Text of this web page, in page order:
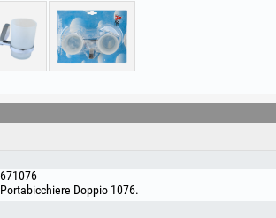
671076
Portabicchiere Doppio 1076.